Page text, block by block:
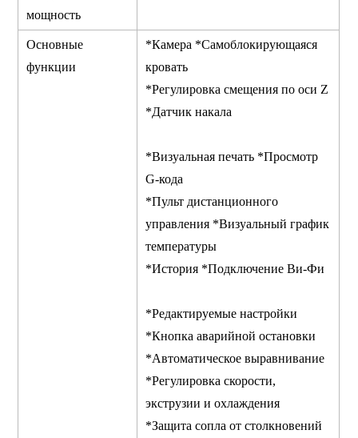
мощность
Основные
функции
*Камера *Самоблокирующаяся
кровать
*Регулировка смещения по оси Z
*Датчик накала
*Визуальная печать *Просмотр
G-кода
*Пульт дистанционного
управления *Визуальный график
температуры
*История *Подключение Ви-Фи
*Редактируемые настройки
*Кнопка аварийной остановки
*Автоматическое выравнивание
*Регулировка скорости,
экструзии и охлаждения
*Защита сопла от столкновений